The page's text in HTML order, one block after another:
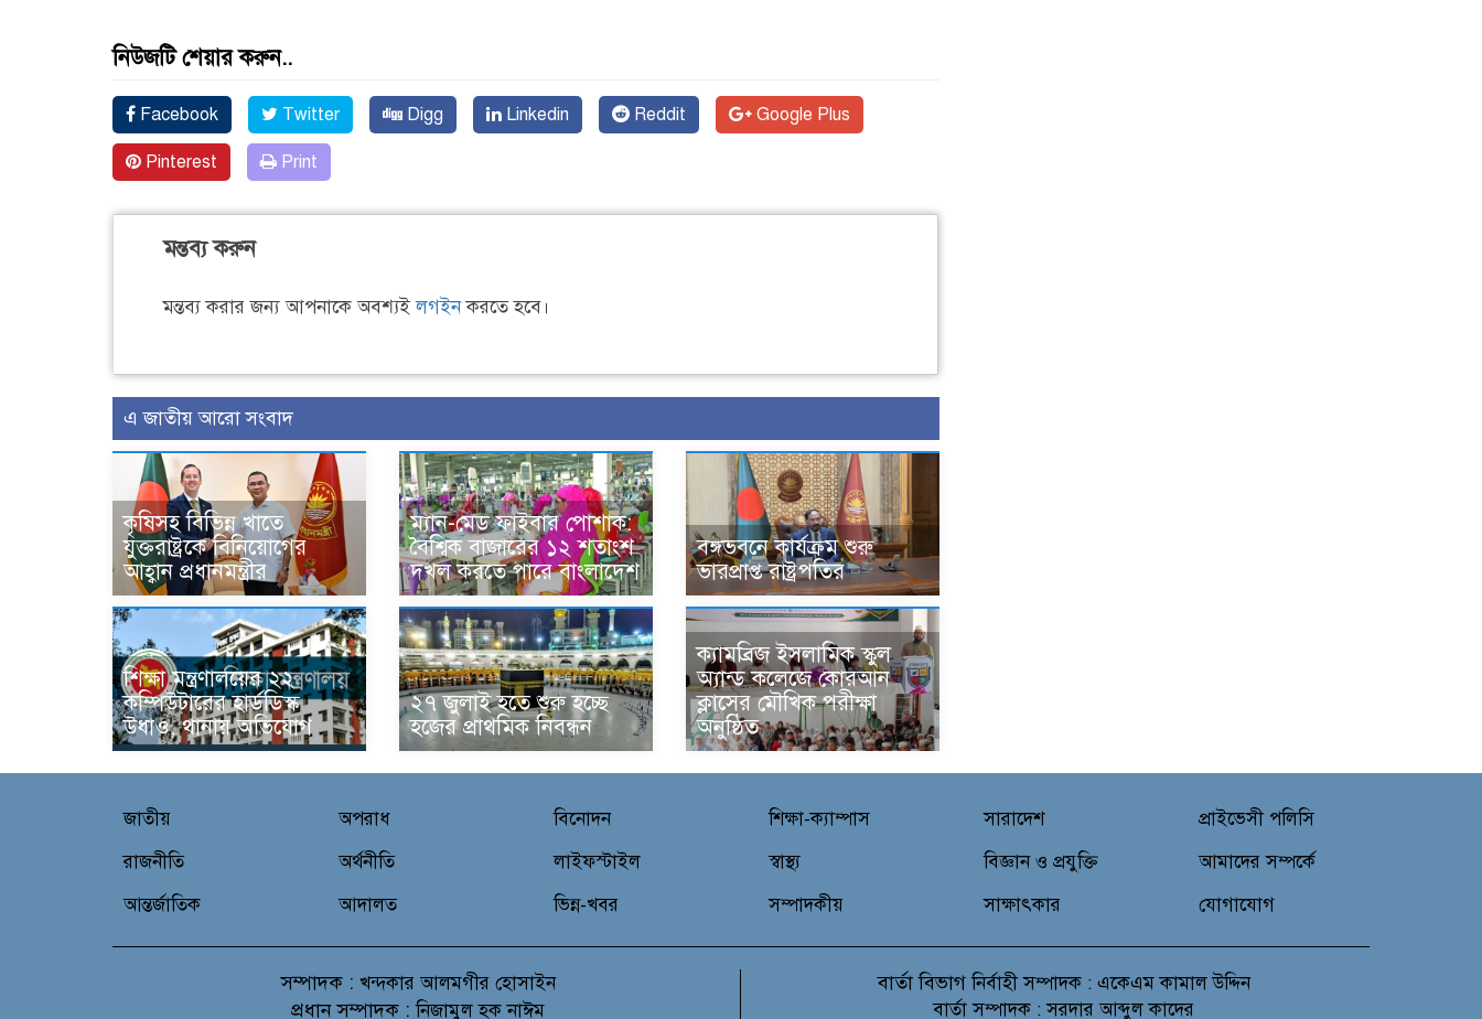
নিউজটি শেয়ার করুন..
Facebook Twitter Digg Linkedin Reddit Google Plus
Pinterest Print
মন্তব্য করুন
মন্তব্য করার জন্য আপনাকে অবশ্যইলগইনকরতে হবে।
এ জাতীয় আরো সংবাদ
কৃষিসহ বিভিন্ন খাতে
যুক্তরাষ্ট্রকে বিনিয়োগের
আহ্বান প্রধানমন্ত্রীর
ম্যান-মেড ফাইবার পোশাক:
বৈশ্বিক বাজারের ১২ শতাংশ
দখল করতে পারে বাংলাদেশ
বঙ্গভবনে কার্যক্রম শুরু
ভারপ্রাপ্ত রাষ্ট্রপতির
শিক্ষা মন্ত্রণালয়ের ২২
কম্পিউটারের হার্ডডিস্ক
উধাও, থানায় অভিযোগ
২৭ জুলাই হতে শুরু হচ্ছে
হজের প্রাথমিক নিবন্ধন
ক্যামব্রিজ ইসলামিক স্কুল
অ্যান্ড কলেজে কোরআন
ক্লাসের মৌখিক পরীক্ষা
অনুষ্ঠিত
জাতীয়
রাজনীতি
আন্তর্জাতিক
অপরাধ
অর্থনীতি
আদালত
বিনোদন
লাইফস্টাইল
ভিন্ন-খবর
শিক্ষা-ক্যাম্পাস
স্বাস্থ্য
সম্পাদকীয়
সারাদেশ
বিজ্ঞান ও প্রযুক্তি
সাক্ষাৎকার
প্রাইভেসী পলিসি
আমাদের সম্পর্কে
যোগাযোগ
সম্পাদক : খন্দকার আলমগীর হোসাইন
প্রধান সম্পাদক : নিজামুল হক নাঈম
বার্তা বিভাগনির্বাহী সম্পাদক : একেএম কামাল উদ্দিন
বার্তা সম্পাদক : সরদার আব্দুল কাদের